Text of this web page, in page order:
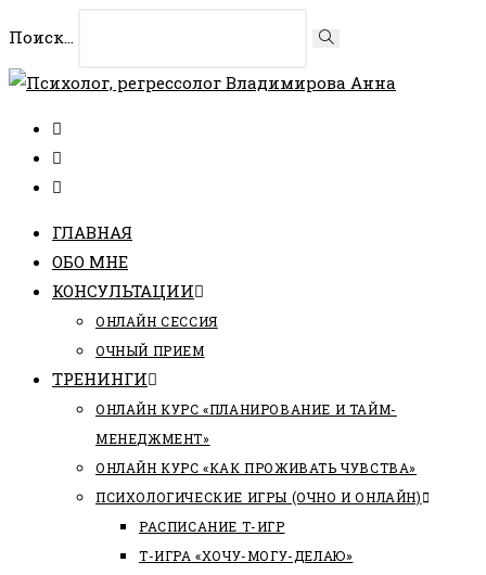
содержимому
Поиск... Искать
ГЛАВНАЯ
ОБО МНЕ
КОНСУЛЬТАЦИИ
ОНЛАЙН СЕССИЯ
ОЧНЫЙ ПРИЕМ
ТРЕНИНГИ
ОНЛАЙН КУРС «ПЛАНИРОВАНИЕ И ТАЙМ-
МЕНЕДЖМЕНТ»
ОНЛАЙН КУРС «КАК ПРОЖИВАТЬ ЧУВСТВА»
ПСИХОЛОГИЧЕСКИЕ ИГРЫ (ОЧНО И ОНЛАЙН)
РАСПИСАНИЕ Т-ИГР
Т-ИГРА «ХОЧУ-МОГУ-ДЕЛАЮ»